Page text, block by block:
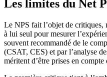
Les limites du Net
Le NPS fait l’objet de critiques,
à lui seul pour mesurer
souvent recommandé de le
(CSAT, CES) et par l’analyse
méritent d’être prises en